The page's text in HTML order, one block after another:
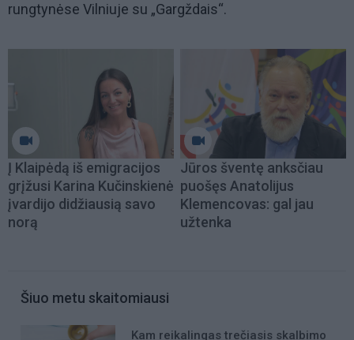
rungtynėse Vilniuje su „Gargždais“.
Į Klaipėdą iš emigracijos
grįžusi Karina Kučinskienė
įvardijo didžiausią savo
norą
Jūros šventę anksčiau
puošęs Anatolijus
Klemencovas: gal jau
užtenka
Šiuo metu skaitomiausi
Kam reikalingas trečiasis skalbimo